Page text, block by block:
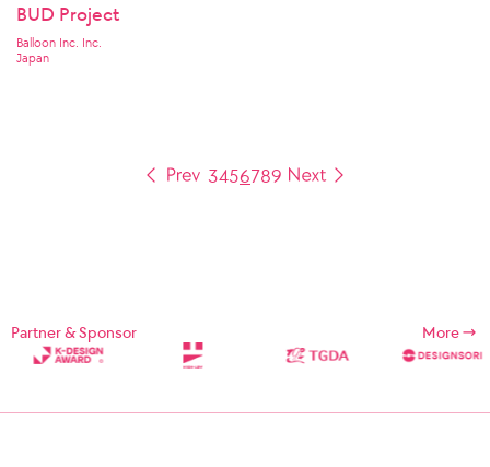
BUD Project
Balloon Inc. Inc.
Japan
3456789
Partner & Sponsor More